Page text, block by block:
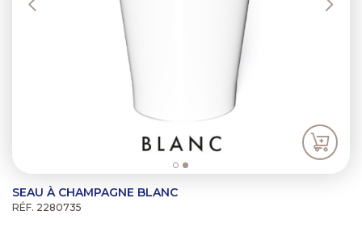
SEAU À CHAMPAGNE BLANC
RÉF. 2280735